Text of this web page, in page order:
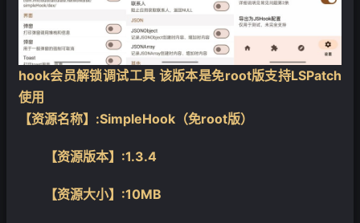
hook会员解锁调试工具 该版本是免root版支持LSPatch
使用
【资源名称】:SimpleHook（免root版）
【资源版本】:1.3.4
【资源大小】:10MB